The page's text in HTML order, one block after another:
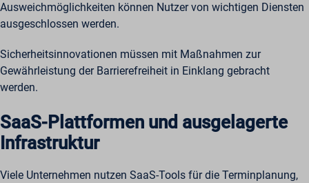
Ausweichmöglichkeiten können Nutzer von wichtigen Diensten
ausgeschlossen werden.
Sicherheitsinnovationen müssen mit Maßnahmen zur
Gewährleistung der Barrierefreiheit in Einklang gebracht
werden.
SaaS-Plattformen und ausgelagerte
Infrastruktur
Viele Unternehmen nutzen SaaS-Tools für die Terminplanung,